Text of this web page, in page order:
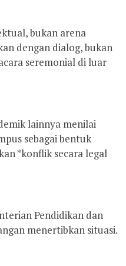
bukan arena
dengan dialog, bukan
seremonial di luar
lainnya menilai
sebagai bentuk
*konflik secara legal
Pendidikan dan
menertibkan situasi.